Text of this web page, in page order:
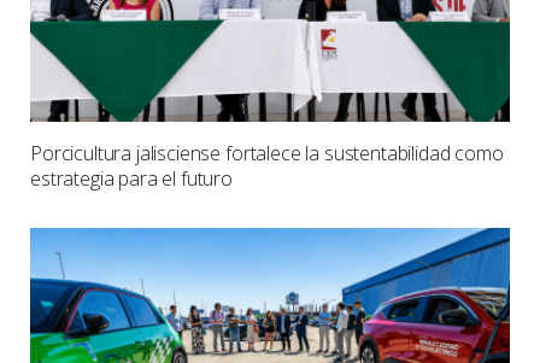
Porcicultura jalisciense fortalece la sustentabilidad como
estrategia para el futuro